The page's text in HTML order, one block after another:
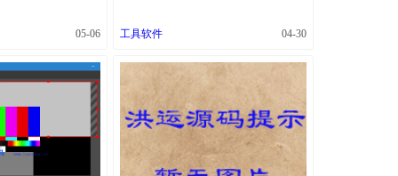
05-06 工具软件 04-30